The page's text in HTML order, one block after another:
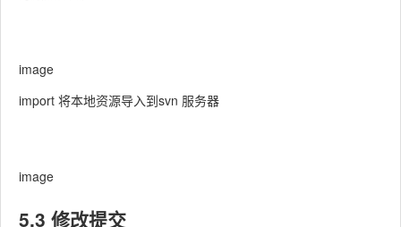
image
import 将本地资源导入到svn 服务器
image
5.3 修改提交